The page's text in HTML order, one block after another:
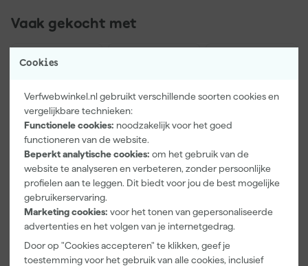
Cookies
Verfwebwinkel.nl gebruikt verschillende soorten cookies en
vergelijkbare technieken:
Functionele cookies: noodzakelijk voor het goed
functioneren van de website.
Beperkt analytische cookies: om het gebruik van de
website te analyseren en verbeteren, zonder persoonlijke
profielen aan te leggen. Dit biedt voor jou de best mogelijke
gebruikerservaring.
Marketing cookies: voor het tonen van gepersonaliseerde
advertenties en het volgen van je internetgedrag.
Door op "Cookies accepteren" te klikken, geef je
toestemming voor het gebruik van alle cookies, inclusief
Vaak gekocht met
Paintura
Lucamax
Washi tape -
50mx24mm
bezorgd
Kleurenwaaie
r
bezorgd
Verfbak -
12cm Roller -
0,5L + 5
Inzetbakken
bezorgd